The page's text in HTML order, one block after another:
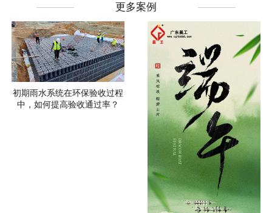
更多案例
初期雨水系统在环保验收过程
中，如何提高验收通过率？